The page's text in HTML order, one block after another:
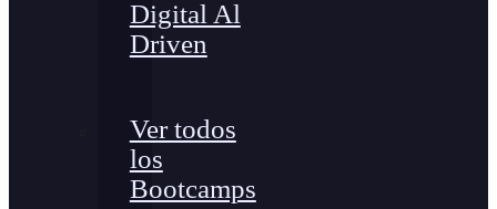
Digital Al
Driven
Ver todos
los
Bootcamps